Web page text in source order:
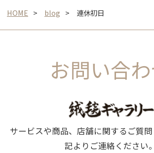
HOME blog 連休初日
お問い合
サービスや商品、店舗に関するご質
記よりご連絡ください。